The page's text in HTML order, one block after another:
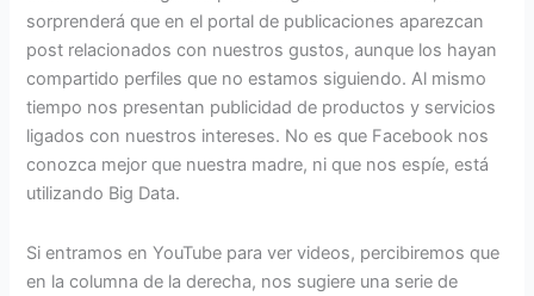
sorprenderá que en el portal de publicaciones aparezcan
post relacionados con nuestros gustos, aunque los hayan
compartido perfiles que no estamos siguiendo. Al mismo
tiempo nos presentan publicidad de productos y servicios
ligados con nuestros intereses. No es que Facebook nos
conozca mejor que nuestra madre, ni que nos espíe, está
utilizando Big Data.
Si entramos en YouTube para ver videos, percibiremos que
en la columna de la derecha, nos sugiere una serie de